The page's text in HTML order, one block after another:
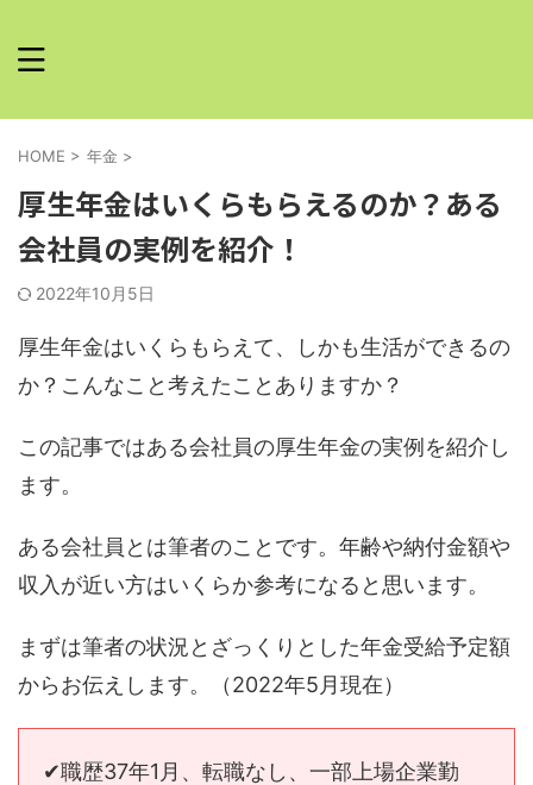
HOME > 年金 >
厚生年金はいくらもらえるのか？ある
会社員の実例を紹介！
2022年10月5日
厚生年金はいくらもらえて、しかも生活ができるの
か？こんなこと考えたことありますか？
この記事ではある会社員の厚生年金の実例を紹介し
ます。
ある会社員とは筆者のことです。年齢や納付金額や
収入が近い方はいくらか参考になると思います。
まずは筆者の状況とざっくりとした年金受給予定額
からお伝えします。（2022年5月現在）
✔︎職歴37年1月、転職なし、一部上場企業勤